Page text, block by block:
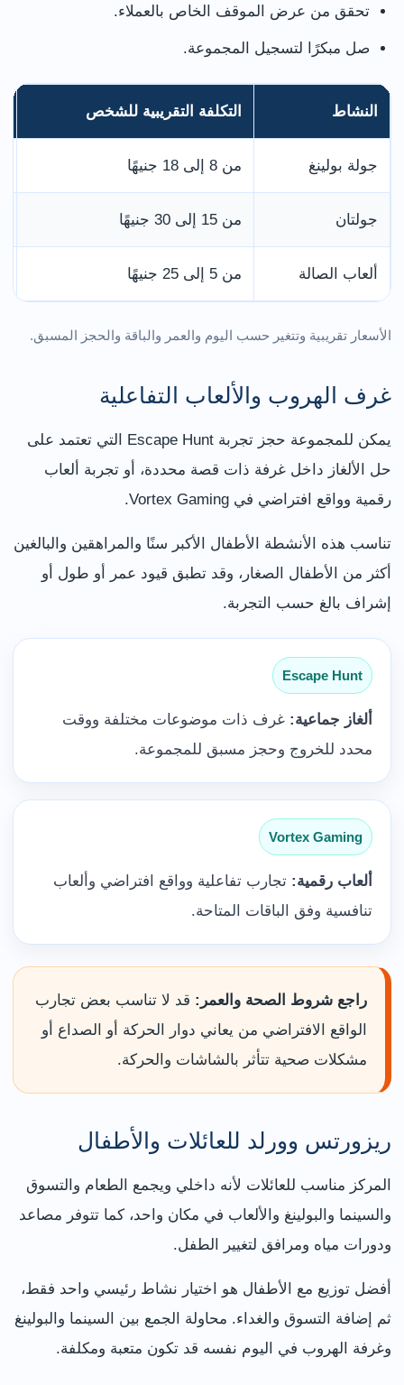
تحقق من عرض الموقف الخاص بالعملاء.
صل مبكرًا لتسجيل المجموعة.
النشاط التكلفة التقريبية للشخص
جولة بولينغ من 8 إلى 18 جنيهًا
جولتان من 15 إلى 30 جنيهًا
ألعاب الصالة من 5 إلى 25 جنيهًا
الأسعار تقريبية وتتغير حسب اليوم والعمر والباقة والحجز المسبق.
غرف الهروب والألعاب التفاعلية
يمكن للمجموعة حجز تجربة Escape Hunt التي تعتمد على
حل الألغاز داخل غرفة ذات قصة محددة، أو تجربة ألعاب
رقمية وواقع افتراضي في Vortex Gaming.
تناسب هذه الأنشطة الأطفال الأكبر سنًا والمراهقين والبالغين
أكثر من الأطفال الصغار، وقد تطبق قيود عمر أو طول أو
إشراف بالغ حسب التجربة.
Escape Hunt
ألغاز جماعية: غرف ذات موضوعات مختلفة ووقت
محدد للخروج وحجز مسبق للمجموعة.
Vortex Gaming
ألعاب رقمية: تجارب تفاعلية وواقع افتراضي وألعاب
تنافسية وفق الباقات المتاحة.
راجع شروط الصحة والعمر: قد لا تناسب بعض تجارب
الواقع الافتراضي من يعاني دوار الحركة أو الصداع أو
مشكلات صحية تتأثر بالشاشات والحركة.
ريزورتس وورلد للعائلات والأطفال
المركز مناسب للعائلات لأنه داخلي ويجمع الطعام والتسوق
والسينما والبولينغ والألعاب في مكان واحد، كما تتوفر مصاعد
ودورات مياه ومرافق لتغيير الطفل.
أفضل توزيع مع الأطفال هو اختيار نشاط رئيسي واحد فقط،
ثم إضافة التسوق والغداء. محاولة الجمع بين السينما والبولينغ
وغرفة الهروب في اليوم نفسه قد تكون متعبة ومكلفة.